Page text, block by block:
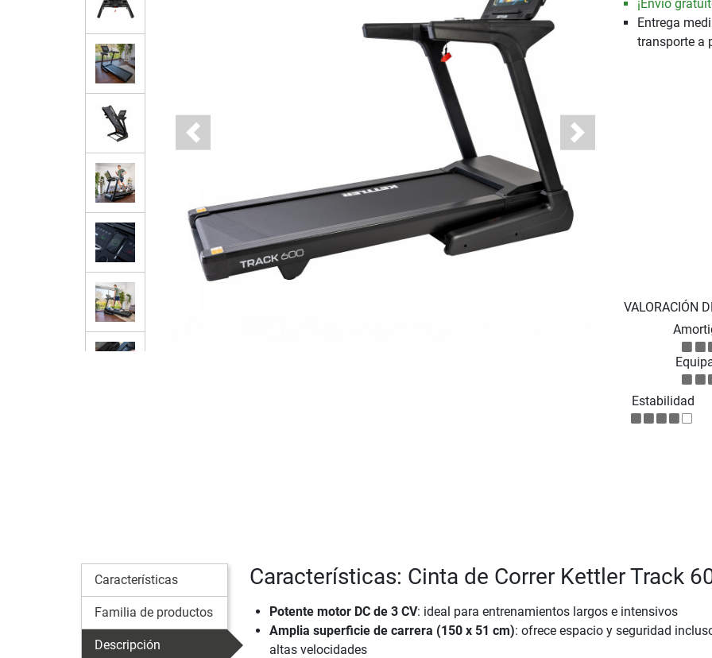
Previous Next
¡Envío
Entrega
transporte a
VALORACIÓN
Estabilidad
Características
Familia de productos
Descripción
Características: Cinta de Correr Kettler Track
Potente motor DC de 3 CV: ideal para entrenamientos largos e intensivos
Amplia superficie de carrera (150 x 51 cm): ofrece espacio y seguridad
altas velocidades